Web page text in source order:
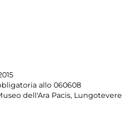
allo 060608
dell'Ara Pacis, Lungotevere